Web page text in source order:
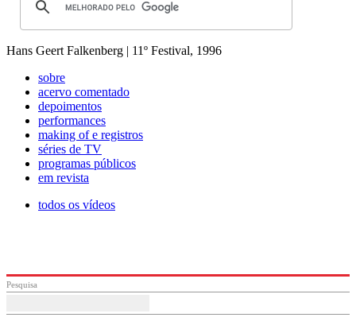
Hans Geert Falkenberg | 11º Festival, 1996
sobre
acervo comentado
depoimentos
performances
making of e registros
séries de TV
programas públicos
em revista
todos os vídeos
Pesquisa